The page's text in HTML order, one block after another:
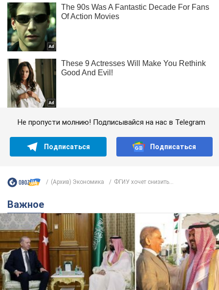
Не пропусти молнию! Подписывайся на нас в Telegram
Подписаться Подписаться
(Архив) Экономика ФГИУ хочет снизить...
Важное